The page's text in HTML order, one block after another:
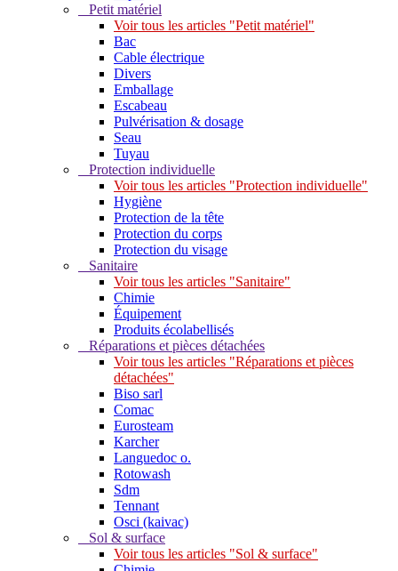
Petit matériel
Voir tous les articles "Petit matériel"
Bac
Cable électrique
Divers
Emballage
Escabeau
Pulvérisation & dosage
Seau
Tuyau
Protection individuelle
Voir tous les articles "Protection individuelle"
Hygiène
Protection de la tête
Protection du corps
Protection du visage
Sanitaire
Voir tous les articles "Sanitaire"
Chimie
Équipement
Produits écolabellisés
Réparations et pièces détachées
Voir tous les articles "Réparations et pièces
détachées"
Biso sarl
Comac
Eurosteam
Karcher
Languedoc o.
Rotowash
Sdm
Tennant
Osci (kaivac)
Sol & surface
Voir tous les articles "Sol & surface"